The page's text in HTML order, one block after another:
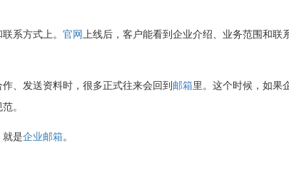
系方式上。 官网 上线后，客户能看到企业介绍、业务范围和联
、发送资料时，很多正式往来会回到 邮箱里。这个时候，如果
。
就是企业邮箱。